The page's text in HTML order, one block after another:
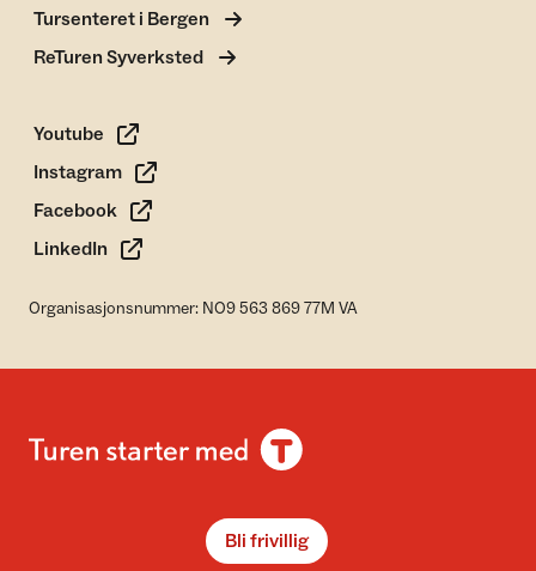
Tursenteret i Bergen
ReTuren Syverksted
Youtube
Instagram
Facebook
LinkedIn
Organisasjonsnummer: NO9 563 869 77M VA
Bli frivillig